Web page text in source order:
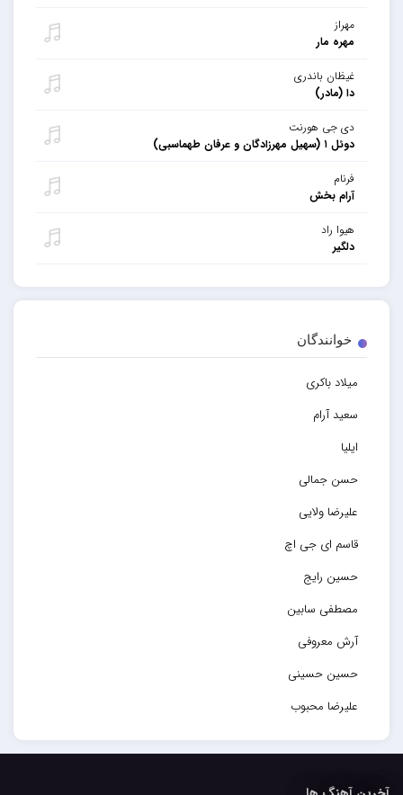
مهراز
مهره مار
غیظان باندری
دا (مادر)
دی جی هورنت
دوئل ۱ (سهیل مهرزادگان و عرفان طهماسبی)
فرنام
آرام بخش
هیوا راد
دلگیر
خوانندگان
میلاد باکری
سعید آرام
ایلیا
حسن جمالی
علیرضا ولایی
قاسم ای جی اچ
حسین رایج
مصطفی سابین
آرش معروفی
حسین حسینی
علیرضا محبوب
حسین حصارکی